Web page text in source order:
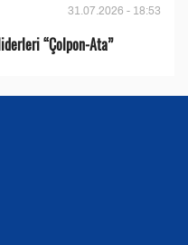
31.07.2026 - 18:53
“Çolpon-Ata”